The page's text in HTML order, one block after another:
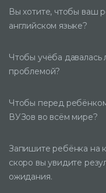
Вы хотите, чтобы ваш
английском языке?
Чтобы учёба давалась
проблемой?
Чтобы перед
ВУЗов во всём мире?
Запишите ребёнка на
скоро вы увидите
ожидания.